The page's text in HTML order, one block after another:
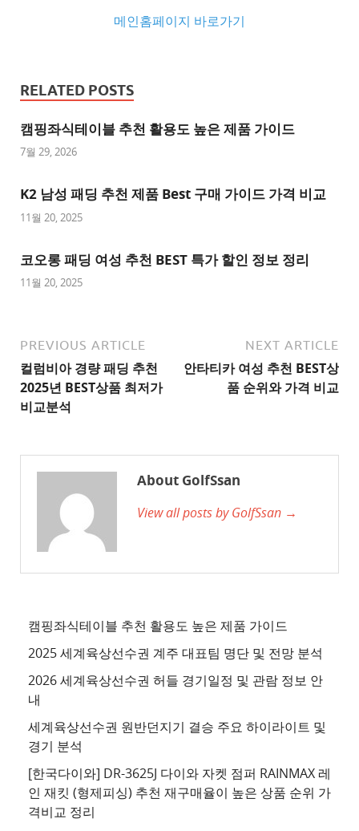
메인홈페이지 바로가기
사
이
트
천
사
트
1
사
이
트
2
천
이
추
사
이
트
추
RELATED POSTS
캠핑좌식테이블 추천 활용도 높은 제품 가이드
7월 29, 2026
K2 남성 패딩 추천 제품 Best 구매 가이드 가격 비교
11월 20, 2025
코오롱 패딩 여성 추천 BEST 특가 할인 정보 정리
11월 20, 2025
PREVIOUS ARTICLE
컬럼비아 경량 패딩 추천
2025년 BEST상품 최저가
비교분석
NEXT ARTICLE
안타티카 여성 추천 BEST상
품 순위와 가격 비교
About GolfSsan
View all posts by GolfSsan →
캠핑좌식테이블 추천 활용도 높은 제품 가이드
2025 세계육상선수권 계주 대표팀 명단 및 전망 분석
2026 세계육상선수권 허들 경기일정 및 관람 정보 안
내
세계육상선수권 원반던지기 결승 주요 하이라이트 및
경기 분석
[한국다이와] DR-3625J 다이와 자켓 점퍼 RAINMAX 레
인 재킷 (형제피싱) 추천 재구매율이 높은 상품 순위 가
격비교 정리